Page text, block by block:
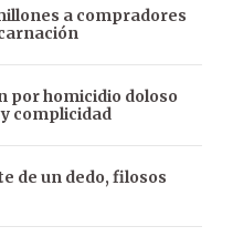
a compradores
por homicidio doloso
complicidad
de un dedo, filosos